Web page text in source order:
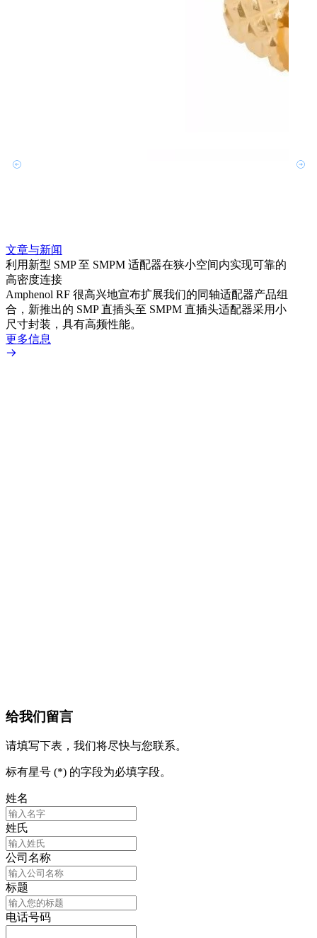
文章与新闻
利用新型 SMP 至 SMPM 适配器在狭小空间内实现可靠的
高密度连接
Amphenol RF 很高兴地宣布扩展我们的同轴适配器产品组
合，新推出的 SMP 直插头至 SMPM 直插头适配器采用小
尺寸封装，具有高频性能。
更多信息
给我们留言
请填写下表，我们将尽快与您联系。
标有星号 (*) 的字段为必填字段。
姓名
姓氏
公司名称
标题
电话号码